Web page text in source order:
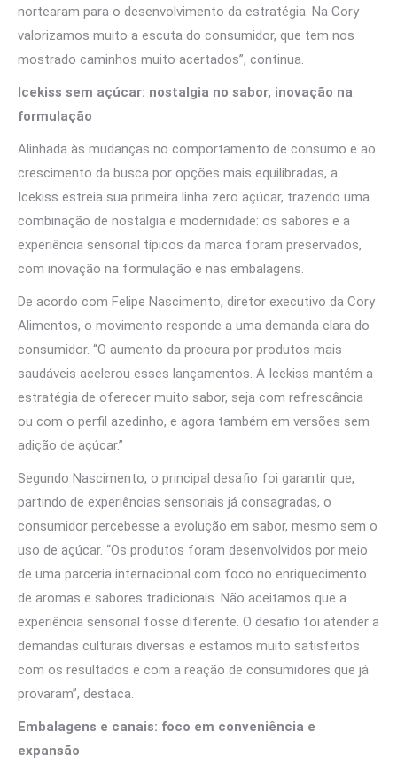
nortearam para o desenvolvimento da estratégia. Na Cory
valorizamos muito a escuta do consumidor, que tem nos
mostrado caminhos muito acertados”, continua.
Icekiss sem açúcar: nostalgia no sabor, inovação na
formulação
Alinhada às mudanças no comportamento de consumo e ao
crescimento da busca por opções mais equilibradas, a
Icekiss estreia sua primeira linha zero açúcar, trazendo uma
combinação de nostalgia e modernidade: os sabores e a
experiência sensorial típicos da marca foram preservados,
com inovação na formulação e nas embalagens.
De acordo com Felipe Nascimento, diretor executivo da Cory
Alimentos, o movimento responde a uma demanda clara do
consumidor. “O aumento da procura por produtos mais
saudáveis acelerou esses lançamentos. A Icekiss mantém a
estratégia de oferecer muito sabor, seja com refrescância
ou com o perfil azedinho, e agora também em versões sem
adição de açúcar.”
Segundo Nascimento, o principal desafio foi garantir que,
partindo de experiências sensoriais já consagradas, o
consumidor percebesse a evolução em sabor, mesmo sem o
uso de açúcar. “Os produtos foram desenvolvidos por meio
de uma parceria internacional com foco no enriquecimento
de aromas e sabores tradicionais. Não aceitamos que a
experiência sensorial fosse diferente. O desafio foi atender a
demandas culturais diversas e estamos muito satisfeitos
com os resultados e com a reação de consumidores que já
provaram”, destaca.
Embalagens e canais: foco em conveniência e
expansão